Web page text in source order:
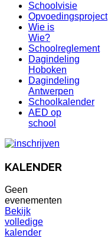
Schoolvisie
Opvoedingsproject
Wie is
Wie?
Schoolreglement
Dagindeling
Hoboken
Dagindeling
Antwerpen
Schoolkalender
AED op
school
KALENDER
Geen
evenementen
Bekijk
volledige
kalender